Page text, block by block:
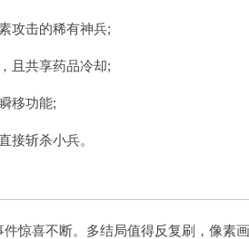
攻击的稀有神兵;
且共享药品冷却;
移功能;
接斩杀小兵。
惊喜不断。多结局值得反复刷，像素